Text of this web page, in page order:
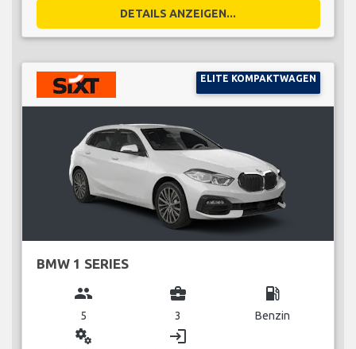
DETAILS ANZEIGEN...
ELITE KOMPAKTWAGEN
BMW 1 SERIES
group
5
business_center
3
local_gas_station
Benzin
miscellaneous_services login